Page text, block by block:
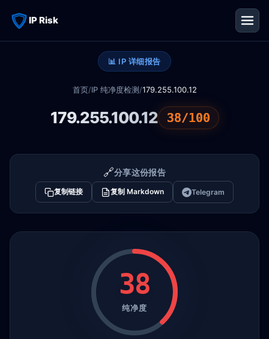
IP Risk
📊 IP 详细报告
首页/IP 纯净度检测/179.255.100.12
179.255.100.12 38/100
🔗分享这份报告
复制链接 复制 Markdown Telegram
38
纯净度